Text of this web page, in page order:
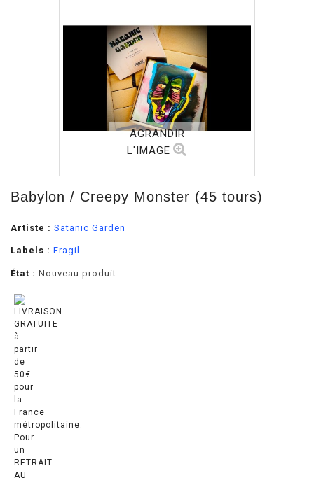
AGRANDIR
L'IMAGE
Babylon / Creepy Monster (45 tours)
Artiste : Satanic Garden
Labels : Fragil
État : Nouveau produit